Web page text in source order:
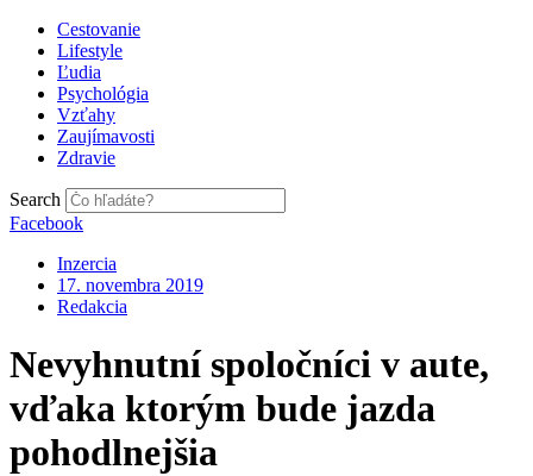
Cestovanie
Lifestyle
Ľudia
Psychológia
Vzťahy
Zaujímavosti
Zdravie
Search
Facebook
Inzercia
17. novembra 2019
Redakcia
Nevyhnutní spoločníci v aute,
vďaka ktorým bude jazda
pohodlnejšia